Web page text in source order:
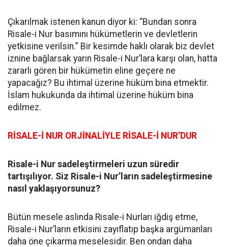
Çıkarılmak istenen kanun diyor ki: “Bundan sonra
Risale-i Nur basımını hükümetlerin ve devletlerin
yetkisine verilsin.” Bir kesimde haklı olarak biz devlet
iznine bağlarsak yarın Risale-i Nur’lara karşı olan, hatta
zararlı gören bir hükümetin eline geçere ne
yapacağız? Bu ihtimal üzerine hüküm bina etmektir.
İslam hukukunda da ihtimal üzerine hüküm bina
edilmez.
RİSALE-İ NUR ORJİNALİYLE RİSALE-İ NUR’DUR
Risale-i Nur sadeleştirmeleri uzun süredir
tartışılıyor. Siz Risale-i Nur’ların sadeleştirmesine
nasıl yaklaşıyorsunuz?
Bütün mesele aslında Risale-i Nurları iğdiş etme,
Risale-i Nur’ların etkisini zayıflatıp başka argümanları
daha öne çıkarma meselesidir. Ben ondan daha